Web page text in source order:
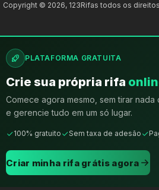
Copyright © 2026, 123Rifas todos os
PLATAFORMA GRATUITA
Crie sua própria rifa
Comece agora mesmo, sem tirar
e gerencie tudo em um só lugar.
100% gratuito Sem taxa de adesão
Criar minha rifa grátis agora